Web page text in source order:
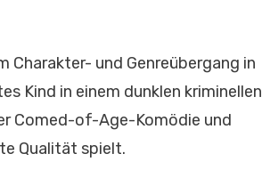
Charakter- und Genreübergang in
Kind in einem dunklen kriminellen
Comed-of-Age-Komödie und
Qualität spielt.